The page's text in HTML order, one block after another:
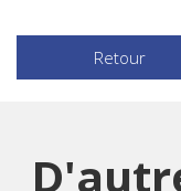
Retour